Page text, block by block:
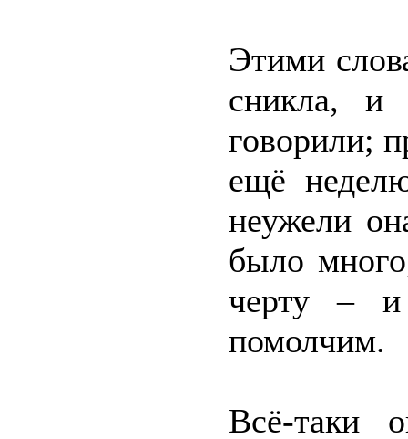
Этими
сникла,
говорили;
ещё
неужели
было
черту –
помолчим.
Всё-таки